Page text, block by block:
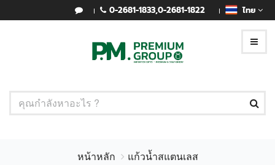
0-2681-1833,0-2681-1822 ไทย
หน้าหลัก
แก้วน้ำสแตนเลส